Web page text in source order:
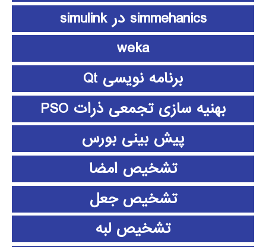
simmehanics در simulink
weka
برنامه نویسی Qt
بهنیه سازی تجمعی ذرات PSO
پیش بینی بورس
تشخیص امضا
تشخیص جعل
تشخیص لبه